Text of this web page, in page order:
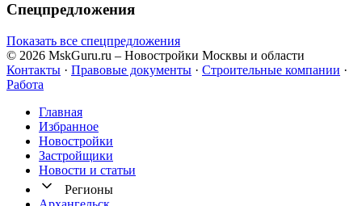
Спецпредложения
Показать все спецпредложения
© 2026 MskGuru.ru – Новостройки Москвы и области
Контакты · Правовые документы · Строительные компании ·
Работа
Главная
Избранное
Новостр ойки
Застройщики
Новости и статьи
Регионы